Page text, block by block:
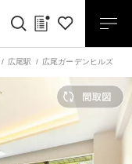
広尾駅 広尾ガーデンヒルズセ